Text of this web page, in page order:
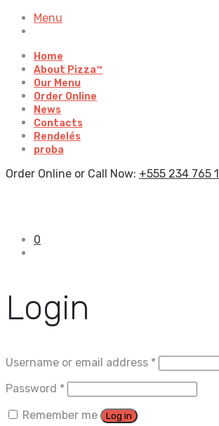
Menu
Home
About Pizza™
Our Menu
Order Online
News
Contacts
Rendelés
proba
Order Online or Call Now: +555 234 765 1
0
Login
Username or email address *
Password *
Remember me
Log in